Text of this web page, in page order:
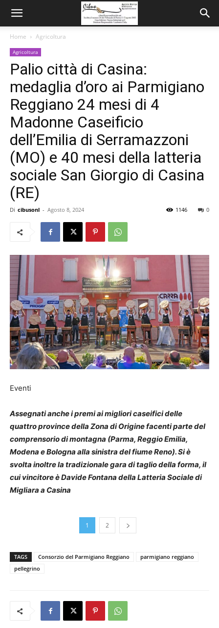
Home Agricoltura
Agricoltura
Palio città di Casina:
medaglia d’oro ai Parmigiano
Reggiano 24 mesi di 4
Madonne Caseificio
dell’Emilia di Serramazzoni
(MO) e 40 mesi della latteria
sociale San Giorgio di Casina
(RE)
Di cibusonl - Agosto 8, 2024 0
1146
Eventi
Assegnati anche i premi ai migliori caseifici delle
quattro province della Zona di Origine facenti parte del
comprensorio di montagna (Parma, Reggio Emilia,
Modena e Bologna alla sinistra del fiume Reno). Si è
svolta inoltre la tradizionale gara di taglio della forma, il
cui vincitore è Davide Fontana della Latteria Sociale di
Migliara a Casina
1 2
TAGS Consorzio del Parmigiano Reggiano
parmigiano reggiano
pellegrino